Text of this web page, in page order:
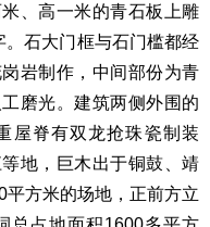
、高一米的青石板上雕
。石大门框与石门槛都经
岩制作，中间部份为青
磨光。建筑两侧外围的
屋脊有双龙抢珠瓷制装
地，巨木出于铜鼓、靖
方米的场地，正前方立